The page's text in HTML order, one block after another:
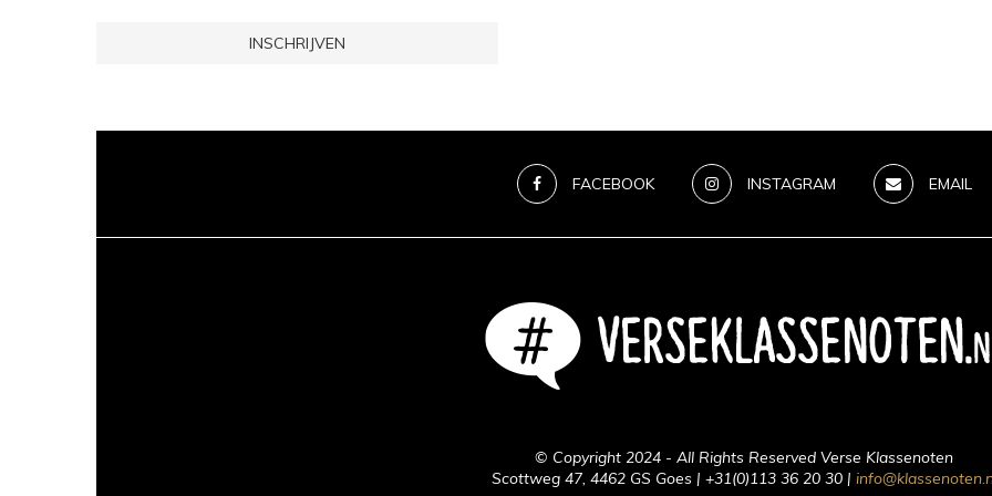
FACEBOOK INSTAGRAM EMAIL
© Copyright 2024 - All Rights Reserved Verse Klassenoten
Scottweg 47, 4462 GS Goes | +31(0)113 36 20 30 |